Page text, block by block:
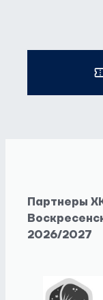
Партнеры
2026/2027